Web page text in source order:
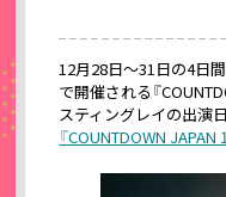
12月28日～31日の4日
で開催される『
スティングレイの出演
『COUNTDOWN